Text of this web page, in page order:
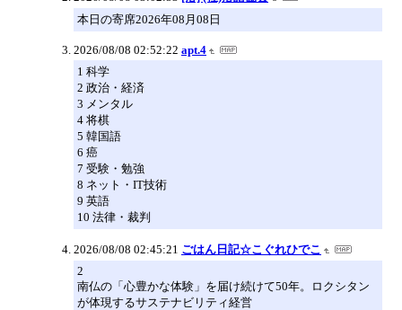
本日の寄席2026年08月08日
2026/08/08 02:52:22 apt.4
1 科学
2 政治・経済
3 メンタル
4 将棋
5 韓国語
6 癌
7 受験・勉強
8 ネット・IT技術
9 英語
10 法律・裁判
2026/08/08 02:45:21 ごはん日記☆こぐれひでこ
2
南仏の「心豊かな体験」を届け続けて50年。ロクシタン
が体現するサステナビリティ経営